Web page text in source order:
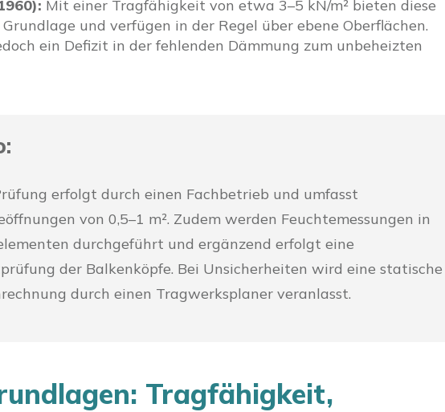
Mit einer Tragfähigkeit von etwa 3–5 kN/m² bieten diese
und verfügen in der Regel über ebene Oberflächen.
ein Defizit in der fehlenden Dämmung zum unbeheizten
erfolgt durch einen Fachbetrieb und umfasst
von 0,5–1 m². Zudem werden Feuchtemessungen in
durchgeführt und ergänzend erfolgt eine
der Balkenköpfe. Bei Unsicherheiten wird eine statische
durch einen Tragwerksplaner veranlasst.
Tragfähigkeit,